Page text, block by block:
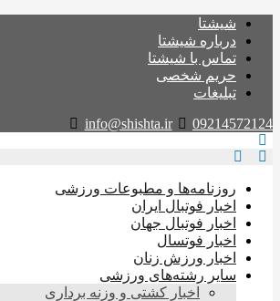
شیشتا
درباره شیشتا
تماس با شیشتا
حریم شخصی
تبلیغات
09214572124
info@shishta.ir
روزنامه‌ها و مطبوعات ورزشی
اخبار فوتبال ایران
اخبار فوتبال جهان
اخبار فوتسال
اخبار ورزش زنان
سایر رشته‌های ورزشی
اخبار کشتی و وزنه برداری